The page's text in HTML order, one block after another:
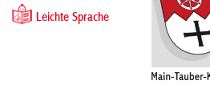
Leichte Sprache